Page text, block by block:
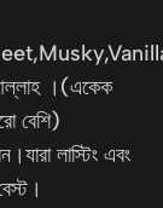
।(একেক
বেশি)
লাস্টিং এবং